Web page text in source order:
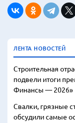
ЛЕНТА НОВОСТЕЙ
Строительная
подвели итоги
Финансы — 2026»
Свалки, грязные
обсудили самые